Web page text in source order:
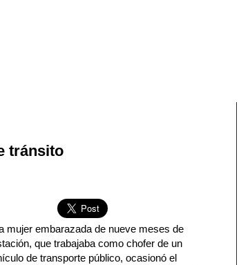
tránsito
mujer embarazada de nueve meses de
que trabajaba como chofer de un
de transporte público, ocasionó el